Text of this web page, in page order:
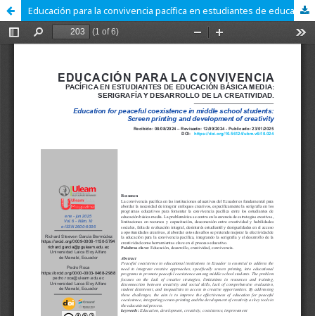
Educación para la convivencia pacífica en estudiantes de educación básica media: Serigrafía y desarrollo de la creatividad.